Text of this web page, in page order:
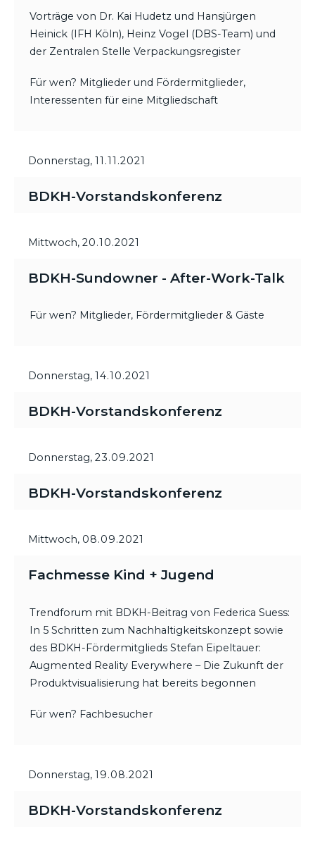
Vorträge von Dr. Kai Hudetz und Hansjürgen
Heinick (IFH Köln), Heinz Vogel (DBS-Team) und
der Zentralen Stelle Verpackungsregister
Für wen? Mitglieder und Fördermitglieder,
Interessenten für eine Mitgliedschaft
Donnerstag, 11.11.2021
BDKH-Vorstandskonferenz
Mittwoch, 20.10.2021
BDKH-Sundowner - After-Work-Talk
Für wen? Mitglieder, Fördermitglieder & Gäste
Donnerstag, 14.10.2021
BDKH-Vorstandskonferenz
Donnerstag, 23.09.2021
BDKH-Vorstandskonferenz
Mittwoch, 08.09.2021
Fachmesse Kind + Jugend
Trendforum mit BDKH-Beitrag von Federica Suess:
In 5 Schritten zum Nachhaltigkeitskonzept sowie
des BDKH-Fördermitglieds Stefan Eipeltauer:
Augmented Reality Everywhere – Die Zukunft der
Produktvisualisierung hat bereits begonnen
Für wen? Fachbesucher
Donnerstag, 19.08.2021
BDKH-Vorstandskonferenz